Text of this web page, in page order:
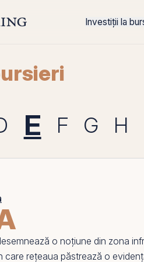
Investiții la
E F G H
o noțiune din zona
care rețeaua păstrează o